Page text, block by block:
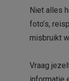
Niet alles
foto’s,
misbruikt
Vraag